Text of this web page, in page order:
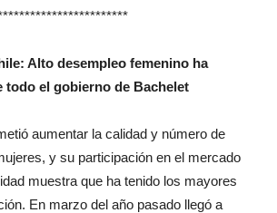
Alto desempleo femenino ha
todo el gobierno de Bachelet
aumentar la calidad y número de
y su participación en el mercado
muestra que ha tenido los mayores
En marzo del año pasado llegó a